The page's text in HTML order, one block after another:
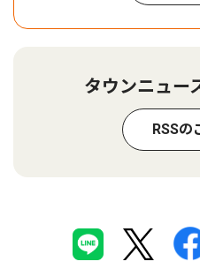
タウンニュー
RSSの